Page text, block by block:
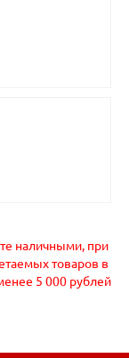
наличными, при
товаров в
5 000 рублей